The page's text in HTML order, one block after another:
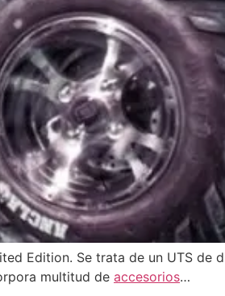
Edition. Se trata de un UTS
multitud de accesorios…